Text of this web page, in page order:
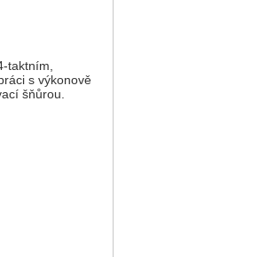
taktním,
s výkonově
šňůrou.